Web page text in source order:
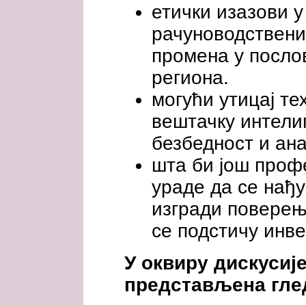
етички изазови
промена у
региона.
могући утицај
вештачку
безбедност и
шта би још
ураде да се
изгради
се подстичу
У оквиру
представљена